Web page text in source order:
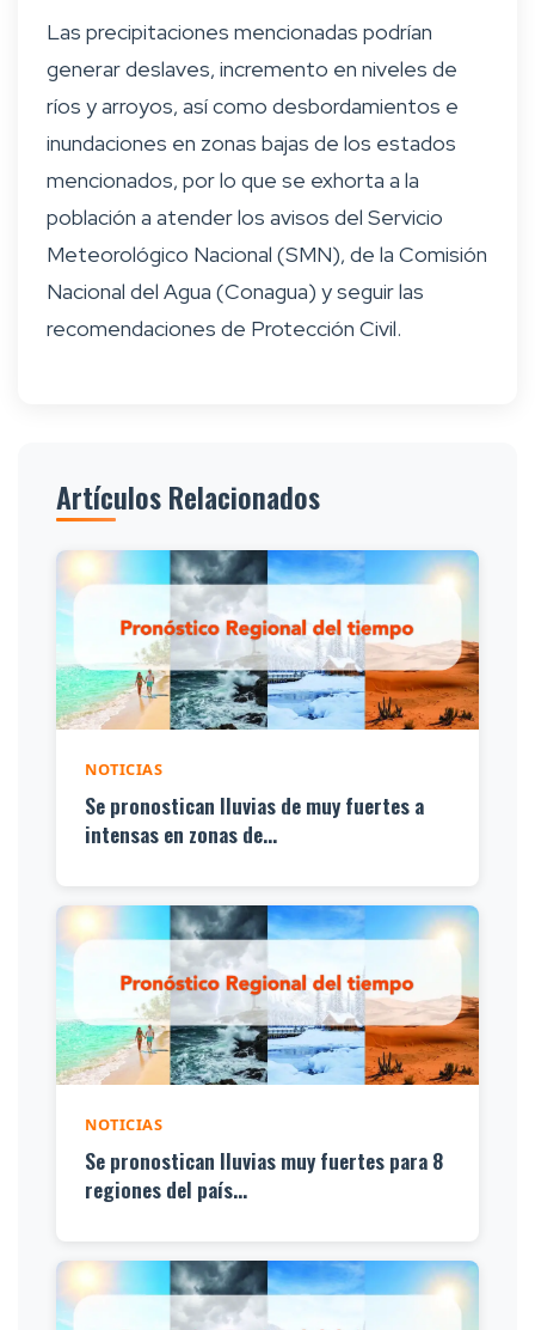
Las precipitaciones mencionadas podrían
generar deslaves, incremento en niveles de
ríos y arroyos, así como desbordamientos e
inundaciones en zonas bajas de los estados
mencionados, por lo que se exhorta a la
población a atender los avisos del Servicio
Meteorológico Nacional (SMN), de la Comisión
Nacional del Agua (Conagua) y seguir las
recomendaciones de Protección Civil.
Artículos Relacionados
NOTICIAS
Se pronostican lluvias de muy fuertes a
intensas en zonas de...
NOTICIAS
Se pronostican lluvias muy fuertes para 8
regiones del país...